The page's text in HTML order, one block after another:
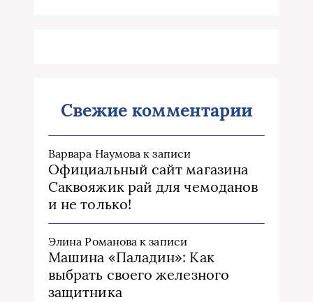
Свежие комментарии
Варвара Наумова к записи
Официальный сайт магазина
Саквояжик рай для чемоданов
и не только!
Элина Романова к записи
Машина «Паладин»: Как
выбрать своего железного
защитника